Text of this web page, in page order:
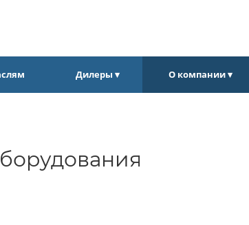
Дилеры ▾ О компании ▾